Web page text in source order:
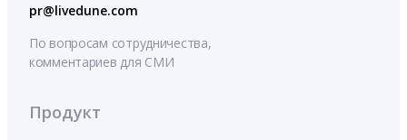
pr@livedune.com
По вопросам сотрудничества,
комментариев для СМИ
Продукт